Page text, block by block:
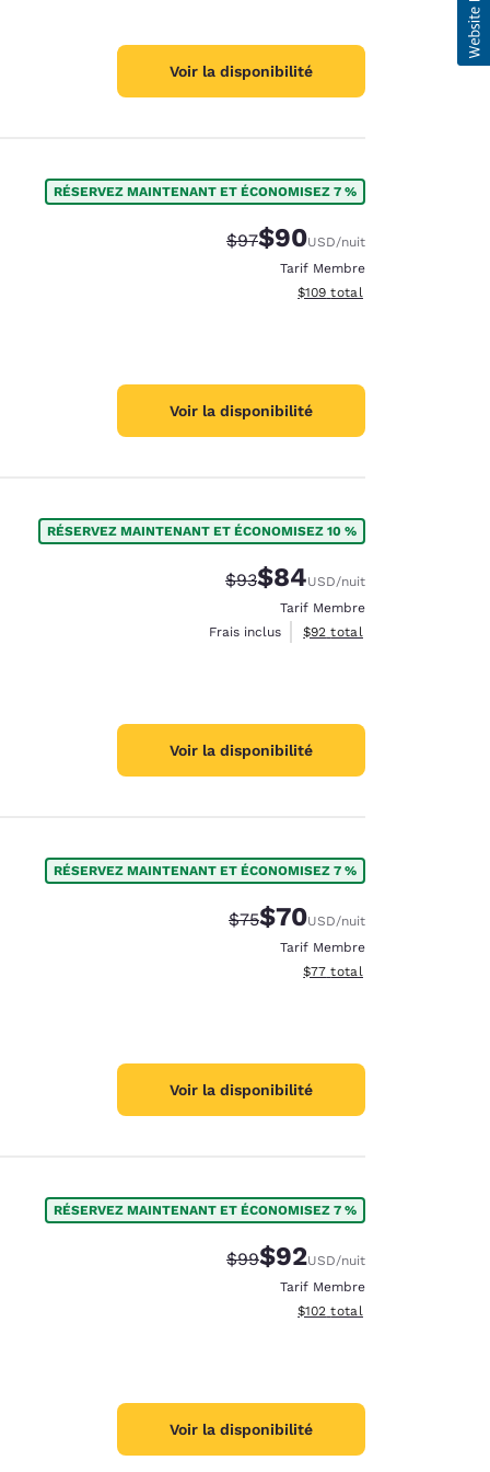
Voir la disponibilité
RÉSERVEZ MAINTENANT ET ÉCONOMISEZ 7 %
Tarif barré :
$97Tarif réduit :
$90USD/nuit
Tarif Membre
Afficher les détails du total
$109 total
Voir la disponibilité
RÉSERVEZ MAINTENANT ET ÉCONOMISEZ 10 %
Tarif barré :
$93Tarif réduit :
$84USD/nuit
Tarif Membre
Frais inclus
Afficher les détails du total
$92 total
Voir la disponibilité
RÉSERVEZ MAINTENANT ET ÉCONOMISEZ 7 %
Tarif barré :
$75Tarif réduit :
$70USD/nuit
Tarif Membre
Afficher les détails du total
$77 total
Voir la disponibilité
RÉSERVEZ MAINTENANT ET ÉCONOMISEZ 7 %
Tarif barré :
$99Tarif réduit :
$92USD/nuit
Tarif Membre
Afficher les détails du total
$102 total
Voir la disponibilité